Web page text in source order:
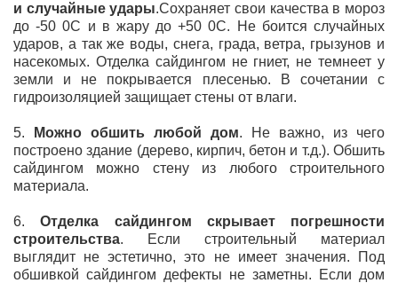
и случайные удары.Сохраняет свои качества в мороз
до -50 0С и в жару до +50 0С. Не боится случайных
ударов, а так же воды, снега, града, ветра, грызунов и
насекомых. Отделка сайдингом не гниет, не темнеет у
земли и не покрывается плесенью. В сочетании с
гидроизоляцией защищает стены от влаги.
5. Можно обшить любой дом. Не важно, из чего
построено здание (дерево, кирпич, бетон и т.д.). Обшить
сайдингом можно стену из любого строительного
материала.
6.Отделка сайдингом скрывает погрешности
строительства. Если строительный материал
выглядит не эстетично, это не имеет значения. Под
обшивкой сайдингом дефекты не заметны. Если дом